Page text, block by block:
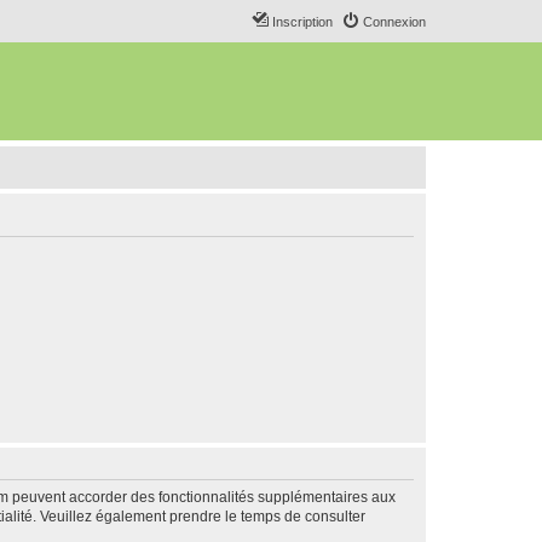
Connexion
Inscription
peuvent accorder des fonctionnalités supplémentaires aux
Veuillez également prendre le temps de consulter